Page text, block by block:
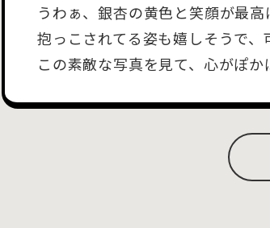
うわぁ、銀杏の黄色と笑顔が最
抱っこされてる姿も嬉しそうで、
この素敵な写真を見て、心がぽ